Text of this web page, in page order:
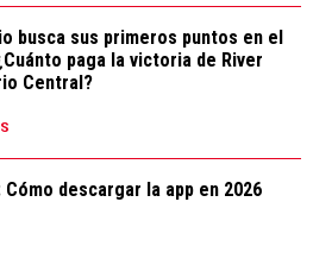
busca sus primeros puntos en el
paga la victoria de River
Central?
Cómo descargar la app en 2026